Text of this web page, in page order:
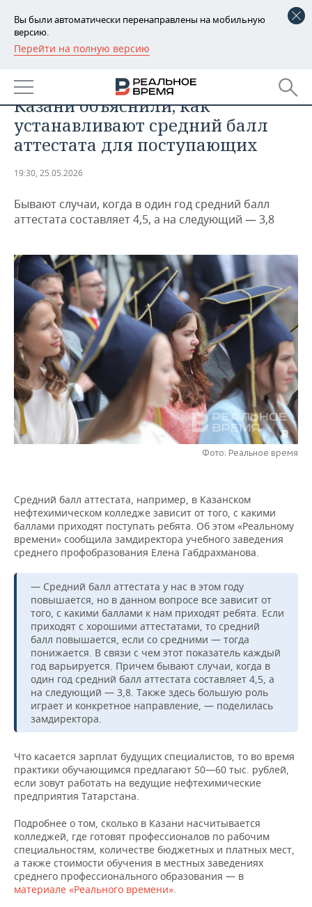
Вы были автоматически перенаправлены на мобильную
версию.
Перейти на полную версию
РЕГИОНЫ
БАШКОРТОСТАН
ТАТАРСТАН
УДМУРТИЯ
НОВОСТИ
АНАЛИТИКА
НОВОСТИ АНАЛИТИКИ
ДЕКЛАРАЦИИ О ДОХОДАХ
КОРОЛИ ГОСЗАКАЗА ПФО
КОМУ ПРИНАДЛЕЖАТ
ТОРГОВЫЕ ЦЕНТРЫ
ТАТАРСТАНА
ЭКОНОМИКА
НОВОСТИ ЭКОНОМИКИ
ФИНАНСЫ
БЮДЖЕТ
ИНВЕСТИЦИИ
ПРОМЫШЛЕННОСТЬ
НОВОСТИ
ПРОМЫШЛЕННОСТИ
АГРОПРОМ
МАШИНОСТРОЕНИЕ
НЕФТЕХИМИЯ
НЕФТЬ
ОПК
ЭНЕРГЕТИКА
НЕДВИЖИМОСТЬ
НОВОСТИ АВТО
БИЗНЕС
НОВОСТИ БИЗНЕСА
РОЗНИЧНАЯ ТОРГОВЛЯ
ТРАНСПОРТ
УСЛУГИ
ТЕХНОЛОГИИ
НОВОСТИ ТЕХНОЛОГИЙ
IT
МЕДИА
ТЕЛЕКОММУНИКАЦИИ
МЕРОПРИЯТИЯ
НОВОСТИ МЕРОПРИЯТИЙ
ВЫЕЗДНАЯ РЕДАКЦИЯ
БИЗНЕС-БРАНЧИ
ОТКРЫТАЯ ЛЕКЦИЯ
СПОРТ
НОВОСТИ СПОРТА
ФУТБОЛ
БАСКЕТБОЛ
ВОЛЕЙБОЛ
КИБЕРСПОРТ
ФИГУРНОЕ КАТАНИЕ
ВОДНЫЕ ВИДЫ СПОРТА
ХОККЕЙ С МЯЧОМ
ОБЩЕСТВО
НОВОСТИ ОБЩЕСТВА
ИНФРАСТРУКТУРА
ИСТОРИЯ
КУЛЬТУРА
МЕДИЦИНА
ОБРАЗОВАНИЕ
ПРОИСШЕСТВИЯ
ФОТОГАЛЕРЕЯ
СПРАВОЧНИК
СПИСОК ПЕРСОН
СПИСОК КОМПАНИЙ
ПОЛНАЯ ВЕРСИЯ
В нефтехимическом колледже
Казани объяснили, как
устанавливают средний балл
аттестата для поступающих
19:30, 25.05.2026
Бывают случаи, когда в один год средний балл
аттестата составляет 4,5, а на следующий — 3,8
Фото: Реальное время
Средний балл аттестата, например, в Казанском
нефтехимическом колледже зависит от того, с какими
баллами приходят поступать ребята. Об этом «Реальному
времени» сообщила замдиректора учебного заведения
среднего профобразования Елена Габдрахманова.
— Средний балл аттестата у нас в этом году
повышается, но в данном вопросе все зависит от
того, с какими баллами к нам приходят ребята. Если
приходят с хорошими аттестатами, то средний
балл повышается, если со средними — тогда
понижается. В связи с чем этот показатель каждый
год варьируется. Причем бывают случаи, когда в
один год средний балл аттестата составляет 4,5, а
на следующий — 3,8. Также здесь большую роль
играет и конкретное направление, — поделилась
замдиректора.
Что касается зарплат будущих специалистов, то во время
практики обучающимся предлагают 50—60 тыс. рублей,
если зовут работать на ведущие нефтехимические
предприятия Татарстана.
Подробнее о том, сколько в Казани насчитывается
колледжей, где готовят профессионалов по рабочим
специальностям, количестве бюджетных и платных мест,
а также стоимости обучения в местных заведениях
среднего профессионального образования — в
материале «Реального времени».